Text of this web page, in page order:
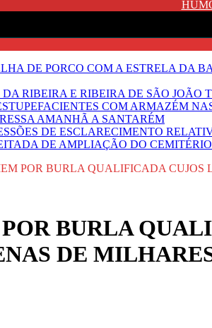
DE PORCO COM A ESTRELA DA
RIBEIRA E RIBEIRA DE SÃO JOÃO
COM ARMAZÉM
AMANHÃ A SANTARÉM
DE ESCLARECIMENTO
DE AMPLIAÇÃO DO
POR BURLA QUALIFICADA
BURLA
DE